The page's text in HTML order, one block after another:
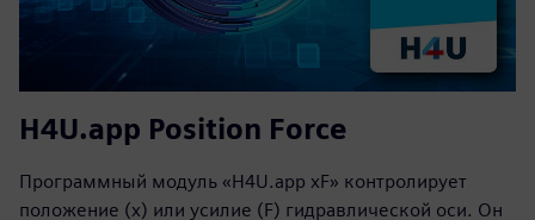
H4U.app Position Force
Программный модуль «H4U.app xF» контролирует
положение (x) или усилие (F) гидравлической оси. Он